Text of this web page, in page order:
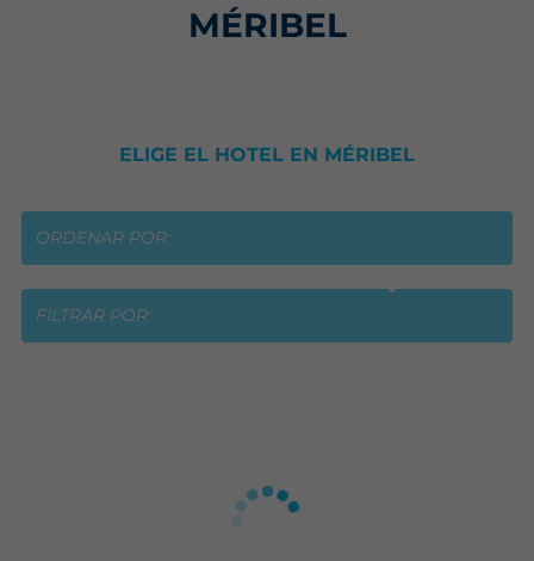
MÉRIBEL
ELIGE EL HOTEL EN MÉRIBEL
ORDENAR POR:
FILTRAR POR: